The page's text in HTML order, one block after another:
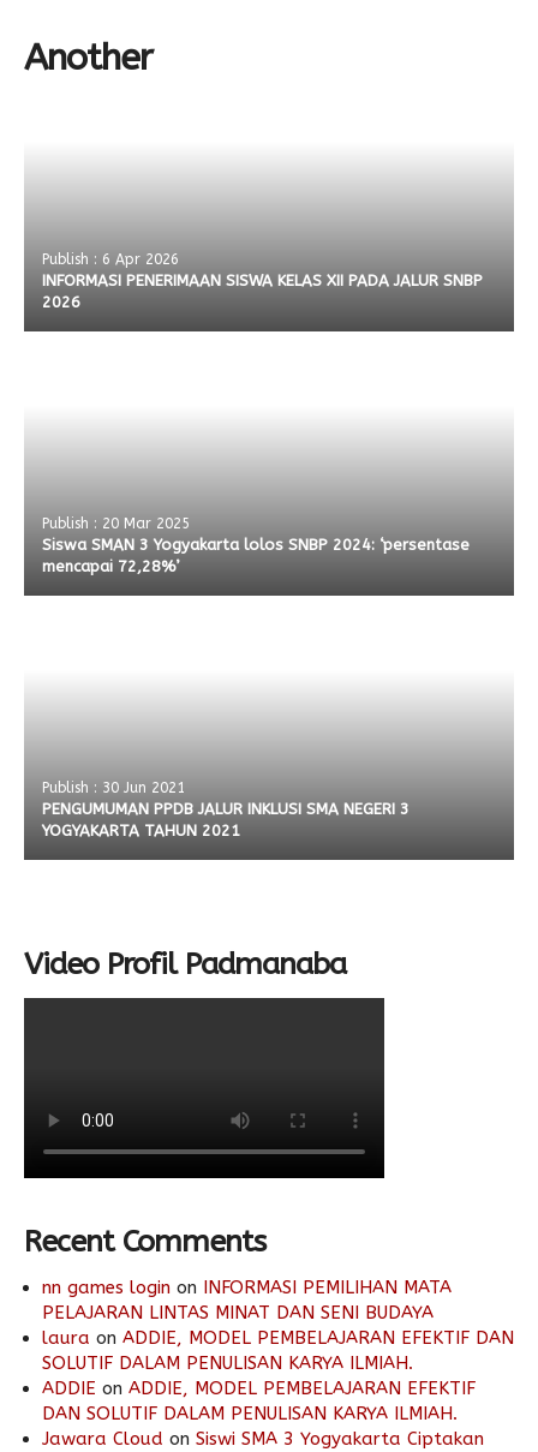
Another
Publish : 6 Apr 2026
INFORMASI PENERIMAAN SISWA KELAS XII PADA JALUR SNBP
2026
Publish : 20 Mar 2025
Siswa SMAN 3 Yogyakarta lolos SNBP 2024: ‘persentase
mencapai 72,28%’
Publish : 30 Jun 2021
PENGUMUMAN PPDB JALUR INKLUSI SMA NEGERI 3
YOGYAKARTA TAHUN 2021
Video Profil Padmanaba
Recent Comments
nn games login on INFORMASI PEMILIHAN MATA
PELAJARAN LINTAS MINAT DAN SENI BUDAYA
laura on ADDIE, MODEL PEMBELAJARAN EFEKTIF DAN
SOLUTIF DALAM PENULISAN KARYA ILMIAH.
ADDIE on ADDIE, MODEL PEMBELAJARAN EFEKTIF
DAN SOLUTIF DALAM PENULISAN KARYA ILMIAH.
Jawara Cloud on Siswi SMA 3 Yogyakarta Ciptakan